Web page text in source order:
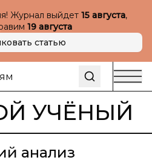
Журнал выйдет 15 августа,
19 августа
статью
УЧЁНЫЙ
анализ